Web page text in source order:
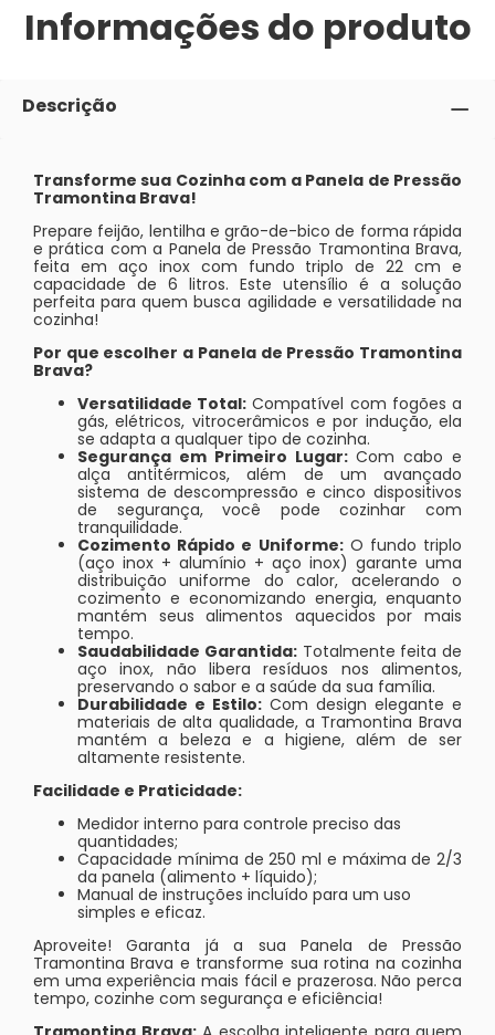
Informações do produto
Descrição
Transforme sua Cozinha com a Panela de Pressão
Tramontina Brava!
Prepare feijão, lentilha e grão-de-bico de forma rápida
e prática com a Panela de Pressão Tramontina Brava,
feita em aço inox com fundo triplo de 22 cm e
capacidade de 6 litros. Este utensílio é a solução
perfeita para quem busca agilidade e versatilidade na
cozinha!
Por que escolher a Panela de Pressão Tramontina
Brava?
Versatilidade Total: Compatível com fogões a
gás, elétricos, vitrocerâmicos e por indução, ela
se adapta a qualquer tipo de cozinha.
Segurança em Primeiro Lugar:Com cabo e
alça antitérmicos, além de um avançado
sistema de descompressão e cinco dispositivos
de segurança, você pode cozinhar com
tranquilidade.
Cozimento Rápido e Uniforme:O fundo triplo
(aço inox + alumínio + aço inox) garante uma
distribuição uniforme do calor, acelerando o
cozimento e economizando energia, enquanto
mantém seus alimentos aquecidos por mais
tempo.
Saudabilidade Garantida:Totalmente feita de
aço inox, não libera resíduos nos alimentos,
preservando o sabor e a saúde da sua família.
Durabilidade e Estilo: Com design elegante e
materiais de alta qualidade, a Tramontina Brava
mantém a beleza e a higiene, além de ser
altamente resistente.
Facilidade e Praticidade:
Medidor interno para controle preciso das
quantidades;
Capacidade mínima de 250 ml e máxima de 2/3
da panela (alimento + líquido);
Manual de instruções incluído para um uso
simples e eficaz.
Aproveite! Garanta já a sua Panela de Pressão
Tramontina Brava e transforme sua rotina na cozinha
em uma experiência mais fácil e prazerosa. Não perca
tempo, cozinhe com segurança e eficiência!